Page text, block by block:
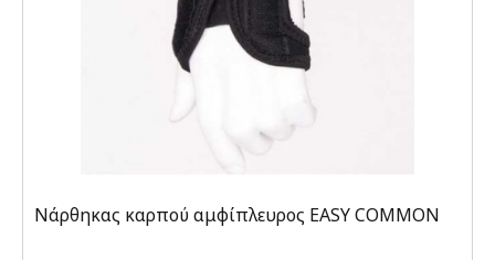
Νάρθηκας καρπού αμφίπλευρος EASY COMMON